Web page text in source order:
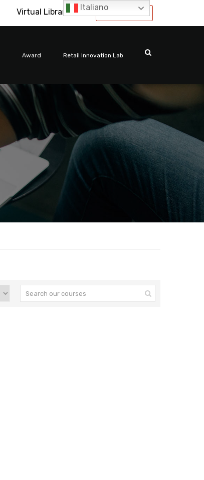
International
Virtual Library
Award Retail Innovation Lab
Italiano